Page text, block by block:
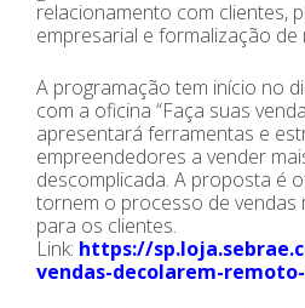
relacionamento com clientes,
empresarial e formalização de
A programação tem início no
com a oficina “Faça suas
apresentará ferramentas e
empreendedores a vender
descomplicada. A proposta é
tornem o processo de vendas
para os clientes.
Link: https://
vendas-decolarem-remoto-